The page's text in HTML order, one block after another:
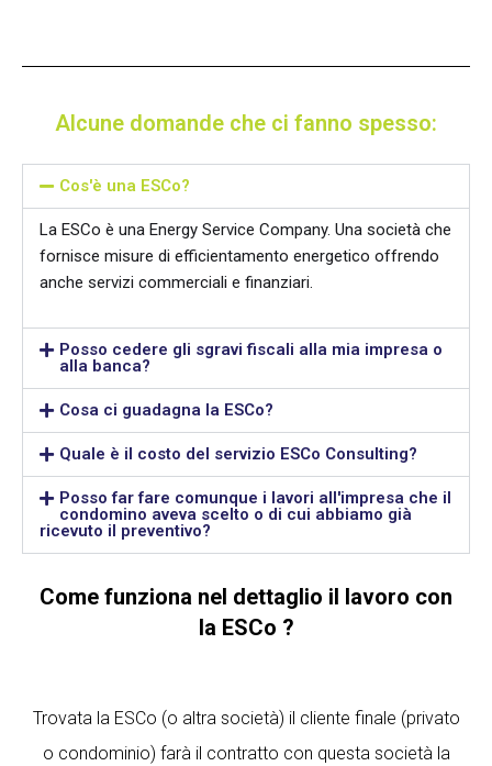
Alcune domande che ci fanno spesso:
Cos'è una ESCo?
La ESCo è una Energy Service Company. Una società che
fornisce misure di efficientamento energetico offrendo
anche servizi commerciali e finanziari.
Posso cedere gli sgravi fiscali alla mia impresa o
alla banca?
Cosa ci guadagna la ESCo?
Quale è il costo del servizio ESCo Consulting?
Posso far fare comunque i lavori all'impresa che il
condomino aveva scelto o di cui abbiamo già
ricevuto il preventivo?
Come funziona nel dettaglio il lavoro con
la ESCo ?
Trovata la ESCo (o altra società) il cliente finale (privato
o condominio) farà il contratto con questa società la